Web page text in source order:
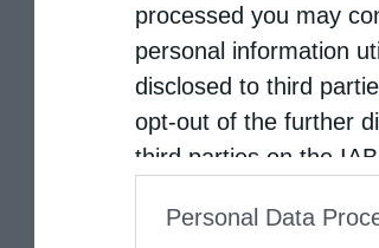
processed you may
personal information
disclosed to third
opt-out of the further
third parties on the
IAB’s List of
Personal Data